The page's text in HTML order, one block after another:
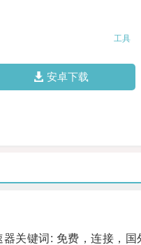
工具
安卓下载
键词: 免费，连接，国